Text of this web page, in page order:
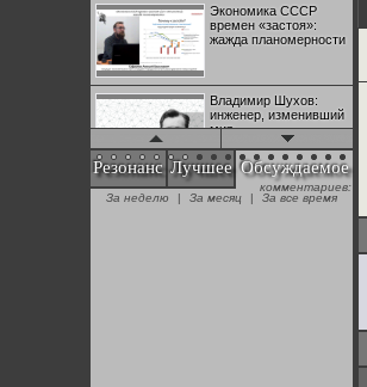
Экономика СССР
времен «застоя»:
жажда планомерности
Владимир Шухов:
инженер, изменивший
мир
"Аркадий Коц" на
эгалите-фесте "Не
Резонанс Лучшее Обсуждаемое
комментариев:
За неделю
| За месяц | За все время